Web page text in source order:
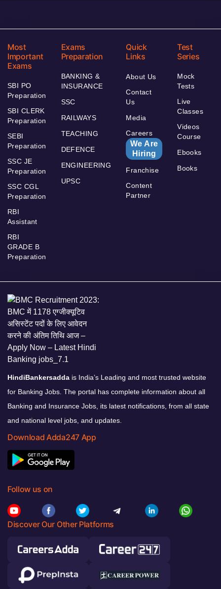
Most
Important
Exams
SBI PO
Preparation
SBI CLERK
Preparation
SEBI
Preparation
SSC JE
Preparation
SSC CGL
Preparation
RBI
Assistant
RBI
GRADE B
Preparation
Exams
Preparation
BANKING &
INSURANCE
SSC
RAILWAYS
TEACHING
DEFENCE
ENGINEERING
UPSC
Quick
Links
About Us
Contact
Us
Media
Careers
We Are
Hiring
Franchise
Content
Partner
Test
Series
Mock
Tests
Live
Classes
Videos
Course
Ebooks
Books
HindiBankersadda is India’s Leading and most trusted website
for Banking Jobs. The portal has complete information about all
Banking and Insurance Jobs, its latest notifications, from all state
and national level jobs, and updates.
Download Adda247 App
Follow us on
Discover Our Other Platforms